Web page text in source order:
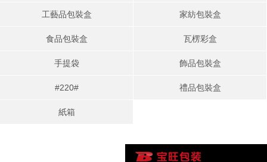
工藝品包裝盒 家紡包裝盒
食品包裝盒 瓦楞彩盒
手提袋 飾品包裝盒
#220# 禮品包裝盒
紙箱